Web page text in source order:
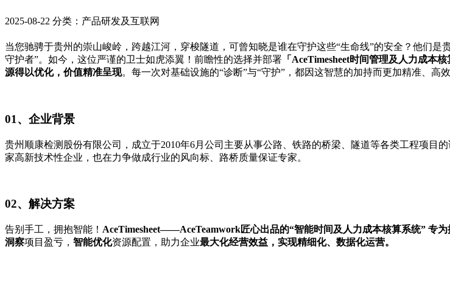
2025-08-22 分类：产品研发及互联网
当您驰骋于贵州的崇山峻岭，跨越江河，穿梭隧道，可曾知晓是谁在守护这些“生命线”的安全？他们
守护者”。如今，这位严谨的卫士如虎添翼！前瞻性的选择并部署 「AceTimesheet时间管理及人力成本
源得以优化，价值精准呈现。每一次对基础设施的“诊断”与“守护”，都因这智慧的加持而更加精准、高
01、企业背景
贵州顺康检测股份有限公司，成立于2010年6月公司主要从事公路、铁路的桥梁、隧道等各类工程项
家高新技术性企业，也在力争做成行业的风向标、路桥质量保证专家。
02、解决方案
告别手工，拥抱智能！ AceTimesheet——AceTeamwork匠心出品的“智能时间及人力成本核算系统” 专为
洞察项目盈亏， 智能优化资源配置，助力企业最大化经营效益，实现精细化、数据化运营。